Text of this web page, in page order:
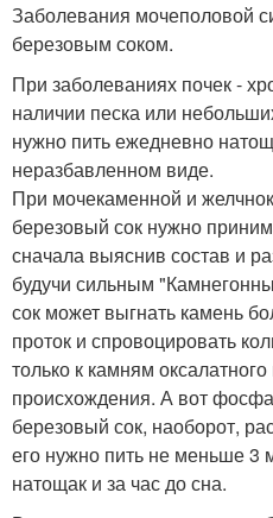
Заболевания мочеполовой
березовым соком.
При заболеваниях почек -
наличии песка или
нужно пить ежедневно
неразбавленном виде.
При мочекаменной и
березовый сок нужно
сначала выяснив состав и
будучи сильным
сок может выгнать камень
проток и спровоцировать
только к камням
происхождения. А вот
березовый сок, наоборот,
его нужно пить не меньше 3
натощак и за час до сна.